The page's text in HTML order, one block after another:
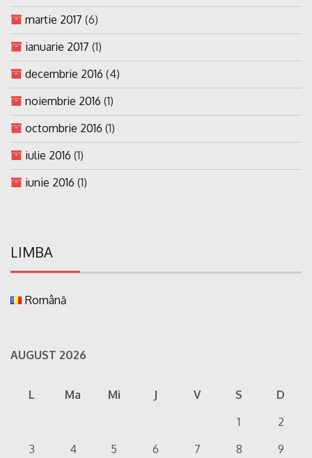
martie 2017 (6)
ianuarie 2017 (1)
decembrie 2016 (4)
noiembrie 2016 (1)
octombrie 2016 (1)
iulie 2016 (1)
iunie 2016 (1)
LIMBA
Română
AUGUST 2026
L Ma Mi J V S
D
1
2
3
4 5 6 7 8 9